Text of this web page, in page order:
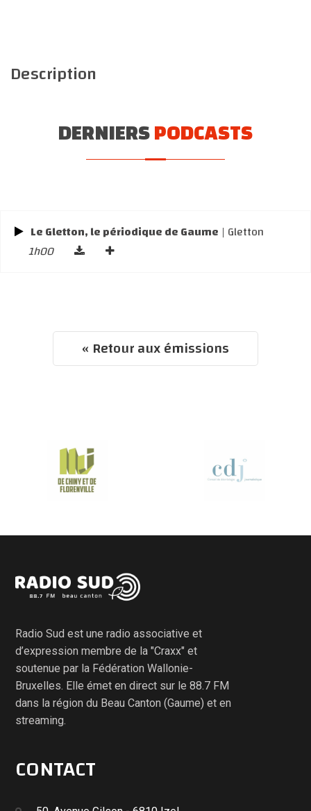
Description
DERNIERSPODCASTS
Le Gletton, le périodique de Gaume | Gletton
1h00
« Retour aux émissions
Radio Sud est une radio associative et
d’expression membre de la "Craxx" et
soutenue par la Fédération Wallonie-
Bruxelles. Elle émet en direct sur le 88.7 FM
dans la région du Beau Canton (Gaume) et en
streaming.
CONTACT